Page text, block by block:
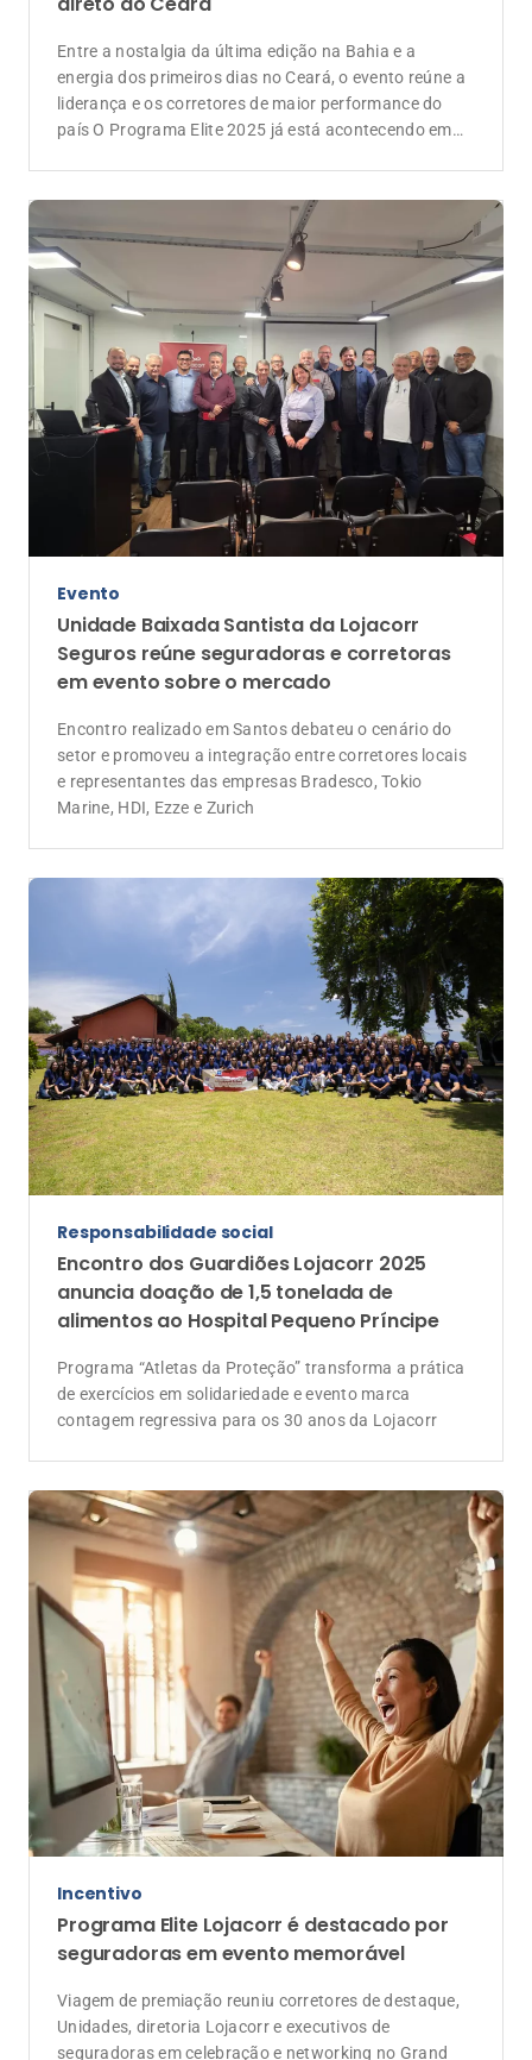
Evento
Unidade Baixada Santista da Lojacorr
Seguros reúne seguradoras e corretoras
em evento sobre o mercado
Encontro realizado em Santos debateu o cenário do
setor e promoveu a integração entre corretores locais
e representantes das empresas Bradesco, Tokio
Marine, HDI, Ezze e Zurich
Responsabilidade social
Encontro dos Guardiões Lojacorr 2025
anuncia doação de 1,5 tonelada de
Programa “Atletas da Proteção” transforma a prática
de exercícios em solidariedade e evento marca
contagem regressiva para os 30 anos da Lojacorr
Incentivo
Viagem de premiação reuniu corretores de destaque,
Unidades, diretoria Lojacorr e executivos de
seguradoras em celebração e networking no Grand
Palladium, na Bahia
Anunciantes